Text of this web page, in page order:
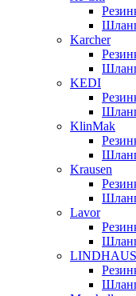
Karcher
KEDI
KlinMak
Krausen
Lavor
LINDHAUS